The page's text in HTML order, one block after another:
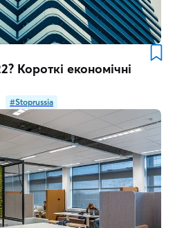
Короткі економічні
#Stoprussia